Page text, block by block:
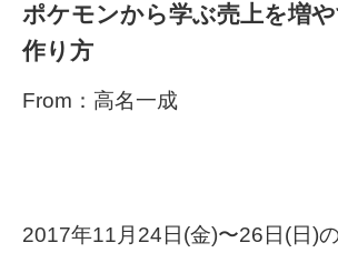
ポケモンから学ぶ売上を増
作り方
From：高名一成
2017年11月24日(金)〜26日(日)